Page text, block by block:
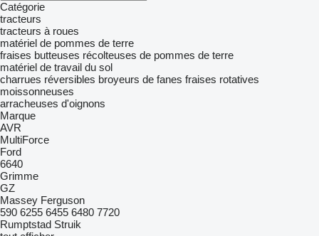
Catégorie
tracteurs
tracteurs à roues
matériel de pommes de terre
fraises butteuses récolteuses de pommes de terre
matériel de travail du sol
charrues réversibles broyeurs de fanes fraises rotatives
moissonneuses
arracheuses d'oignons
Marque
AVR
MultiForce
Ford
6640
Grimme
GZ
Massey Ferguson
590 6255 6455 6480 7720
Rumptstad Struik